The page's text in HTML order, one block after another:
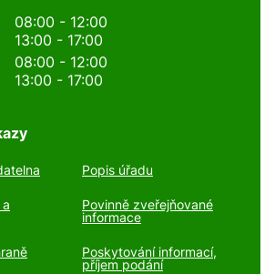
08:00 - 12:00
13:00 - 17:00
08:00 - 12:00
13:00 - 17:00
Popis úřadu
Povinně zveřejňované
informace
Poskytování informací,
příjem podání